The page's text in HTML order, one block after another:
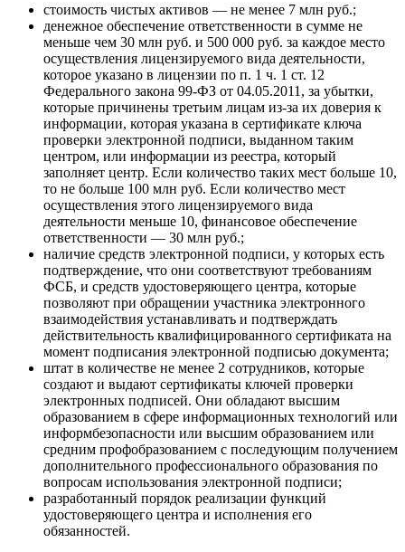
стоимость чистых активов — не менее 7 млн руб.;
денежное обеспечение ответственности в сумме не
меньше чем 30 млн руб. и 500 000 руб. за каждое место
осуществления лицензируемого вида деятельности,
которое указано в лицензии по п. 1 ч. 1 ст. 12
Федерального закона 99-ФЗ от 04.05.2011, за убытки,
которые причинены третьим лицам из-за их доверия к
информации, которая указана в сертификате ключа
проверки электронной подписи, выданном таким
центром, или информации из реестра, который
заполняет центр. Если количество таких мест больше 10,
то не больше 100 млн руб. Если количество мест
осуществления этого лицензируемого вида
деятельности меньше 10, финансовое обеспечение
ответственности — 30 млн руб.;
наличие средств электронной подписи, у которых есть
подтверждение, что они соответствуют требованиям
ФСБ, и средств удостоверяющего центра, которые
позволяют при обращении участника электронного
взаимодействия устанавливать и подтверждать
действительность квалифицированного сертификата на
момент подписания электронной подписью документа;
штат в количестве не менее 2 сотрудников, которые
создают и выдают сертификаты ключей проверки
электронных подписей. Они обладают высшим
образованием в сфере информационных технологий или
информбезопасности или высшим образованием или
средним профобразованием с последующим получением
дополнительного профессионального образования по
вопросам использования электронной подписи;
разработанный порядок реализации функций
удостоверяющего центра и исполнения его
обязанностей.